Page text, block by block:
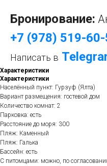
Бронирование:
+7 (978) 519-
Написать в
Характеристики
Характеристики
Населённый пункт: Гурзуф (Ялта)
Вариант размещения: гостевой дом
Количество комнат: 2
Парковка: есть
Расстояние до моря: 300
Пляж: Каменный
Пляж: Галька
Бассейн: есть
С питомцами: можно, по